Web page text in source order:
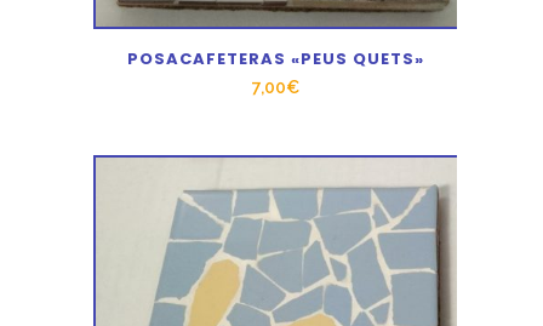
POSACAFETERAS «PEUS QUETS»
7,00€